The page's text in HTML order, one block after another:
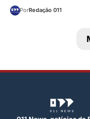
PorRedação 011